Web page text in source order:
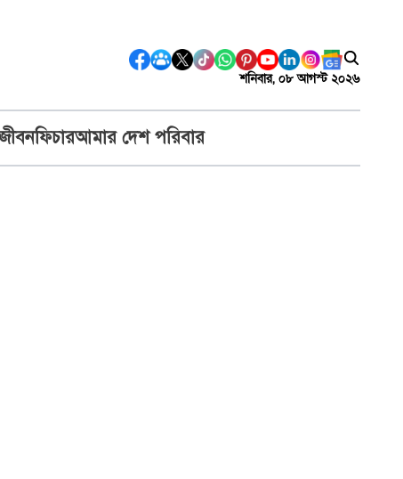
শনিবার, ০৮ আগস্ট ২০২৬
ফিচারআমার দেশ পরিবার